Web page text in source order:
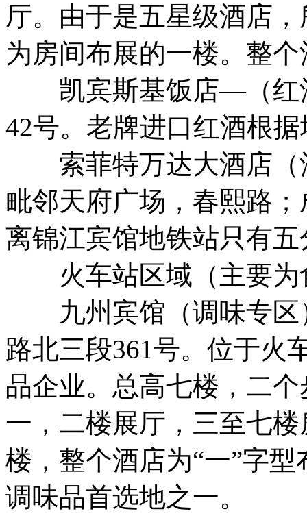
厅。由于是五星级酒店
为房间布展的一楼。整
凯宾斯基饭店—（红
42号。老牌进口红酒根
索菲特万达大酒店（
毗邻天府广场，春熙路
离锦江宾馆地铁站只有
火车站区域（主要为
九州宾馆（调味专区
路北三段361号。位于火
品企业。总高七楼，二
一，二楼展厅，三至七
楼，整个酒店为“一”字
调味品首选地之一。